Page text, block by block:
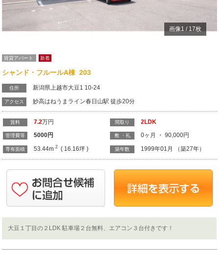
画像1 / 17枚
賃貸アパート 新着
シャンド・フルールA棟 203
住所 新潟県上越市大豆1 10-24
アクセス 妙高はねうまライン春日山駅 徒歩20分
賃料 7.2万円
管理費等 5000円
専有面積 53.44m 2( 16.16坪 )
間取り 2LDK
敷 ・礼 0ヶ月 ・ 90,000円
築年数 1999年01月 （築27年）
大豆１丁目の２LDK 駐車場２台無料、エアコン３台付きです！